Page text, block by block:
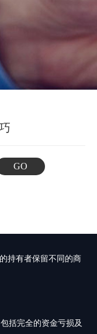
GO
持有者保留不同的商
括完全的资金亏损及